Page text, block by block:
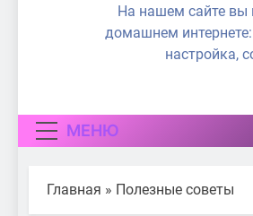
На нашем сайте вы
домашнем
настройка,
МЕНЮ
Главная » Полезные советы